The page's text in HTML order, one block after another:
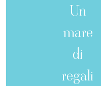
Un
mare
di
regali